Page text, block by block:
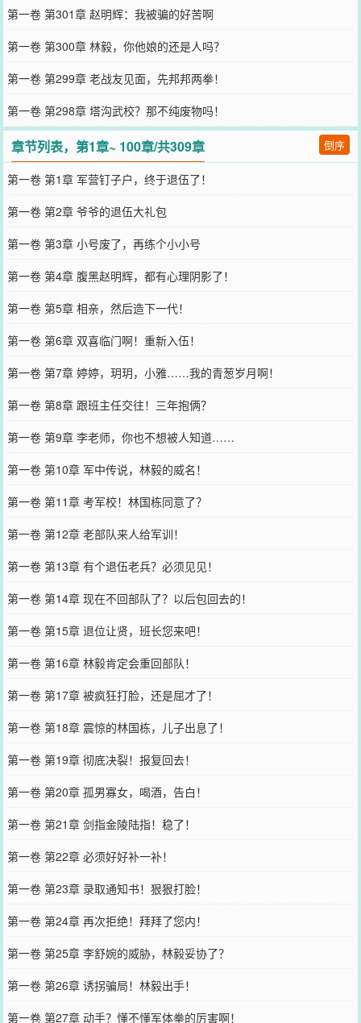
第一卷 第301章 赵明辉：我被骗的好苦啊
第一卷 第300章 林毅，你他娘的还是人吗？
第一卷 第299章 老战友见面，先邦邦两拳！
第一卷 第298章 塔沟武校？那不纯废物吗！
章节列表，第1章~ 100章/共309章 倒序
第一卷 第1章 军营钉子户，终于退伍了！
第一卷 第2章 爷爷的退伍大礼包
第一卷 第3章 小号废了，再练个小小号
第一卷 第4章 腹黑赵明辉，都有心理阴影了！
第一卷 第5章 相亲，然后造下一代！
第一卷 第6章 双喜临门啊！重新入伍！
第一卷 第7章 婷婷，玥玥，小雅……我的青葱岁月啊！
第一卷 第8章 跟班主任交往！三年抱俩？
第一卷 第9章 李老师，你也不想被人知道……
第一卷 第10章 军中传说，林毅的威名！
第一卷 第11章 考军校！林国栋同意了？
第一卷 第12章 老部队来人给军训！
第一卷 第13章 有个退伍老兵？必须见见！
第一卷 第14章 现在不回部队了？以后包回去的！
第一卷 第15章 退位让贤，班长您来吧！
第一卷 第16章 林毅肯定会重回部队！
第一卷 第17章 被疯狂打脸，还是屈才了！
第一卷 第18章 震惊的林国栋，儿子出息了！
第一卷 第19章 彻底决裂！报复回去！
第一卷 第20章 孤男寡女，喝酒，告白！
第一卷 第21章 剑指金陵陆指！稳了！
第一卷 第22章 必须好好补一补！
第一卷 第23章 录取通知书！狠狠打脸！
第一卷 第24章 再次拒绝！拜拜了您内！
第一卷 第25章 李舒婉的威胁，林毅妥协了？
第一卷 第26章 诱拐骗局！林毅出手！
第一卷 第27章 动手？懂不懂军体拳的厉害啊！